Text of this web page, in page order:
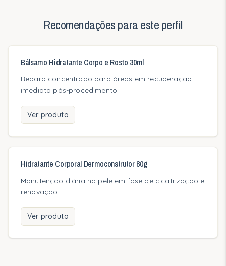
Materiais Técnicos
Oncologia
Pós-Procedimento
Quem Somos
Nossa História
Recomendações para este perfil
Bálsamo Hidratante Corpo e Rosto 30ml
Reparo concentrado para áreas em recuperação
imediata pós-procedimento.
Ver produto
Hidratante Corporal Dermoconstrutor 80g
Manutenção diária na pele em fase de cicatrização e
renovação.
Ver produto